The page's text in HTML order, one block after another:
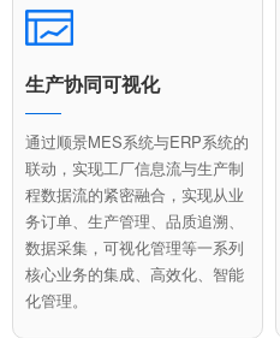
生产协同可视化
通过顺景MES系统与ERP系统的
联动，实现工厂信息流与生产制
程数据流的紧密融合，实现从业
务订单、生产管理、品质追溯、
数据采集，可视化管理等一系列
核心业务的集成、高效化、智能
化管理。